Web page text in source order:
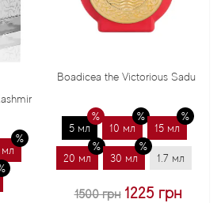
Boadicea the Victorious Sadu
10 мл 15 мл
30 мл 1.7 мл
1500 грн 1225 грн
Bond